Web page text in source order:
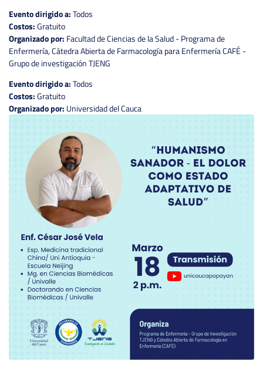
Evento dirigido a:Todos
Costos:Gratuito
Organizado por: Facultad de Ciencias de la Salud - Programa de
Enfermería, Cátedra Abierta de Farmacología para Enfermería CAFÉ -
Grupo de investigación TJENG
Evento dirigido a:Todos
Costos:Gratuito
Organizado por: Universidad del Cauca